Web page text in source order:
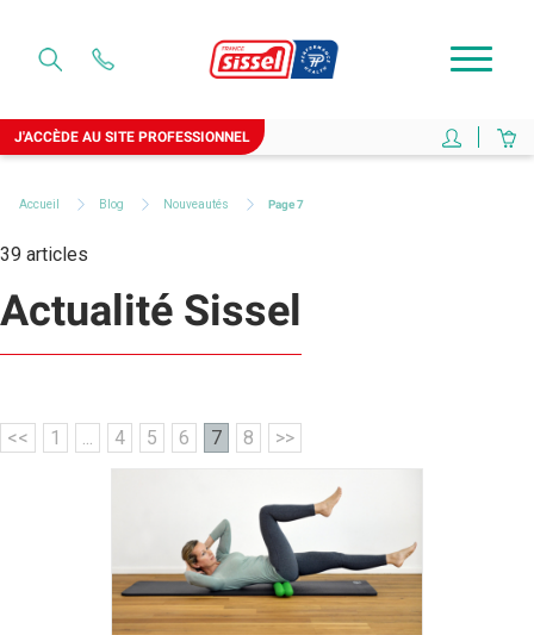
J'ACCÈDE AU SITE PROFESSIONNEL
Accueil Blog Nouveautés Page 7
39 articles
Actualité Sissel
<< 1 ... 4 5 6 7 8 >>